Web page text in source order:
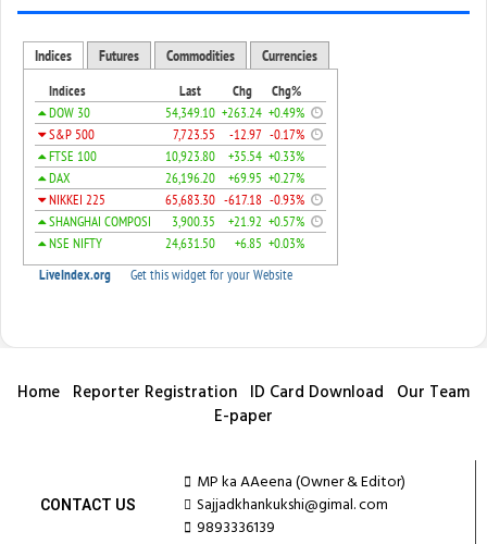
Home Reporter Registration ID Card Download Our Team
E-paper
CONTACT US
MP ka AAeena (Owner & Editor)
Sajjadkhankukshi@gimal. com
9893336139